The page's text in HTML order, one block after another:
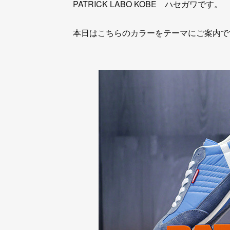
PATRICK LABO KOBE ハセガワです。
本日はこちらのカラーをテーマにご案内